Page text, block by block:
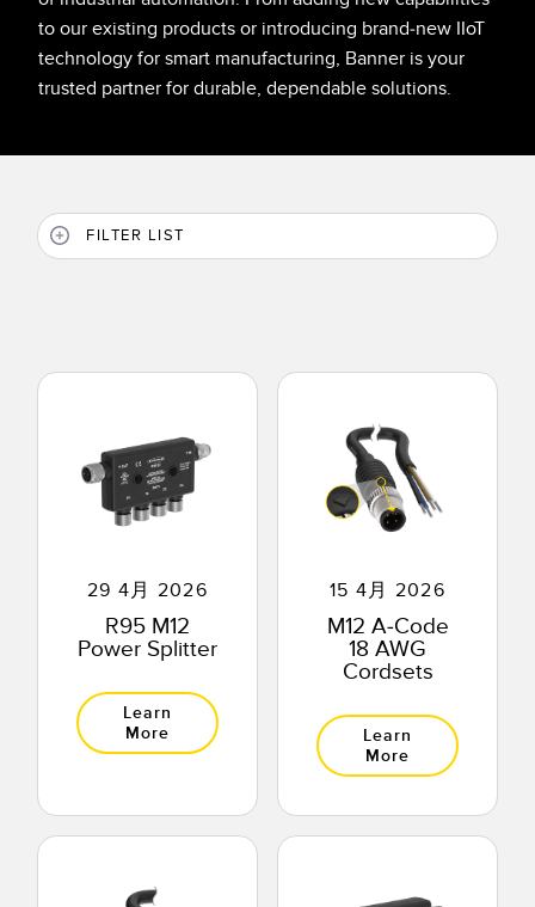
光ファイバ増幅器
光ファイバ
ACCESSORIES
コードセット
ソフトウェア
センサGUIソフトウェア
TECHNOLOGY
予知保全
予知保全
機械監視/総合設備効率
部品、サービス、パレット引き取りコール
IO-Link
to our existing products or introducing brand-new IIoT
technology for smart manufacturing, Banner is your
trusted partner for durable, dependable solutions.
FILTER LIST
29 4月 2026
R95 M12
Power Splitter
Learn
More
15 4月 2026
M12 A-Code
18 AWG
Cordsets
Learn
More